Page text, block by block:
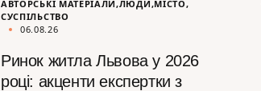
АВТОРСЬКІ МАТЕРІАЛИ ЛЮДИ МІСТО
СУСПІЛЬСТВО
06.08.26
Ринок житла Львова у 2026
році: акценти експертки з